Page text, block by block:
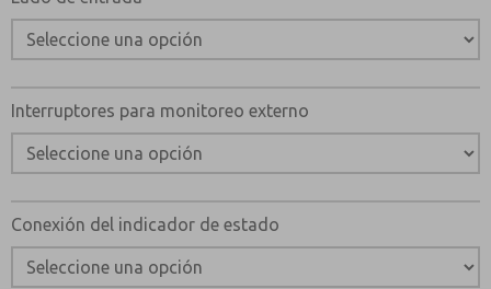
Interruptores para monitoreo externo
Conexión del indicador de estado